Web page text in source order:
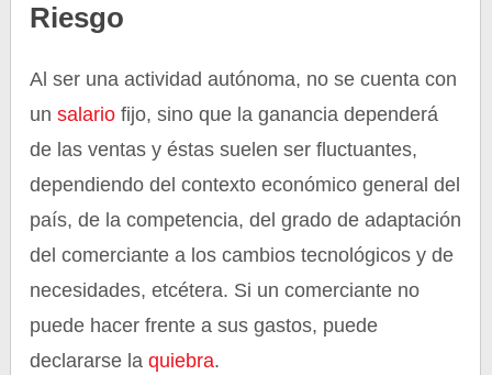
Riesgo
Al ser una actividad autónoma, no se cuenta con
unsalario fijo, sino que la ganancia dependerá
de las ventas y éstas suelen ser fluctuantes,
dependiendo del contexto económico general del
país, de la competencia, del grado de adaptación
del comerciante a los cambios tecnológicos y de
necesidades, etcétera. Si un comerciante no
puede hacer frente a sus gastos, puede
declararse la quiebra.